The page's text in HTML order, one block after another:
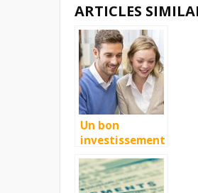
ARTICLES
Un bon
investissement
avec une
agence
immobilière